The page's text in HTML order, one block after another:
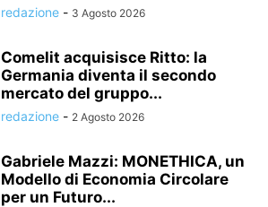
redazione - 3 Agosto 2026
Comelit acquisisce Ritto: la
Germania diventa il secondo
mercato del gruppo...
redazione - 2 Agosto 2026
Gabriele Mazzi: MONETHICA, un
Modello di Economia Circolare
per un Futuro...